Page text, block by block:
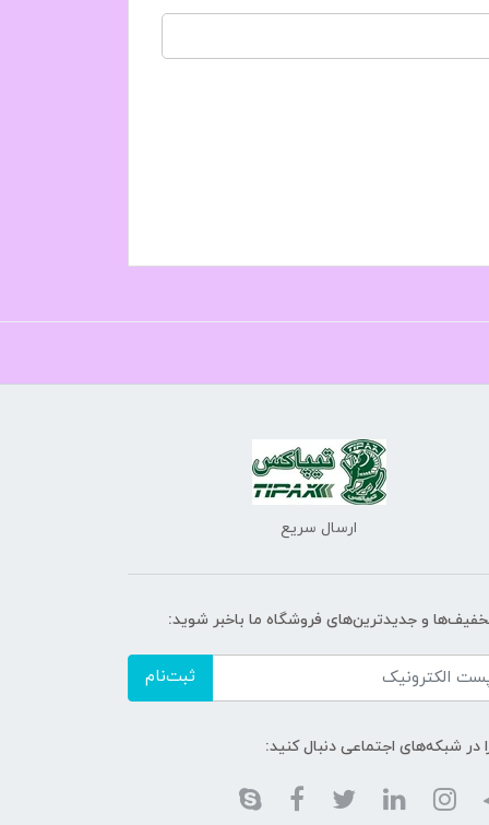
ارسال سریع
و جدیدترین‌های فروشگاه ما باخبر شوید:
ثبت‌نام
در شبکه‌های اجتماعی دنبال کنید: